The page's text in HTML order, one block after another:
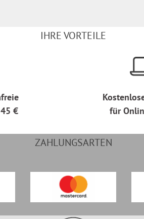
IHRE VORTEILE
€
für
ZAHLUNGSARTEN